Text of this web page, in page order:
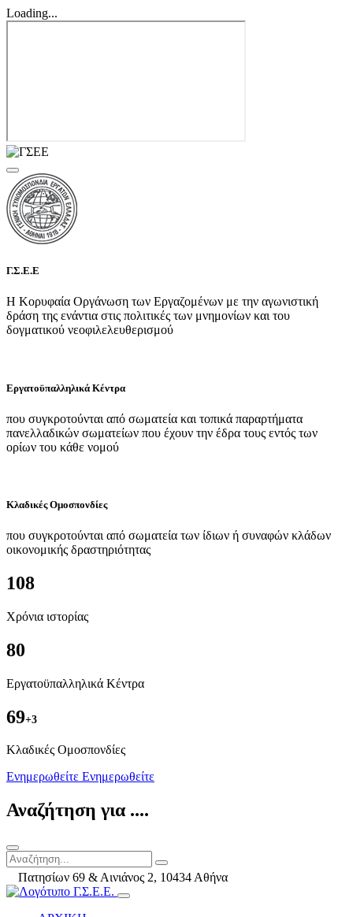
Loading...
Γ.Σ.Ε.Ε
Η Κορυφαία Οργάνωση των Εργαζομένων με την αγωνιστική
δράση της ενάντια στις πολιτικές των μνημονίων και του
δογματικού νεοφιλελευθερισμού
Εργατοϋπαλληλικά Κέντρα
που συγκροτούνται από σωματεία και τοπικά παραρτήματα
πανελλαδικών σωματείων που έχουν την έδρα τους εντός των
ορίων του κάθε νομού
Κλαδικές Ομοσπονδίες
που συγκροτούνται από σωματεία των ίδιων ή συναφών κλάδων
οικονομικής δραστηριότητας
108
Χρόνια ιστορίας
80
Εργατοϋπαλληλικά Κέντρα
69+3
Kλαδικές Ομοσπονδίες
Ενημερωθείτε Ενημερωθείτε
Αναζήτηση για ....
Πατησίων 69 & Αινιάνος 2, 10434 Αθήνα